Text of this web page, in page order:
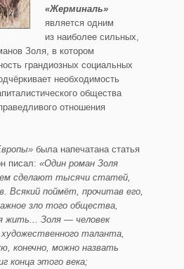
«Жерминаль»
является одним
из наиболее сильных,
Золя, в котором
грандиозных социальных
необходимость
общества
отношения
была напечатана статья
писал: «Один роман Золя
сделают тысячи статей,
Всякий поймёт, прочитав его,
зло того общества,
жить... Золя — человек
таланта,
конечно, можно назвать
конца этого века;